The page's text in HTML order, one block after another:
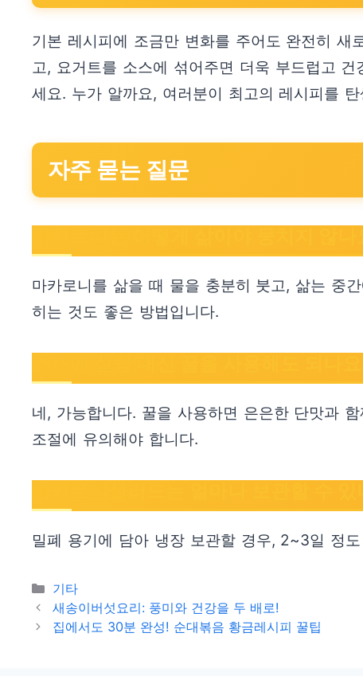
기본 레시피에 조금만 변화를 주어도 완전히
고, 요거트를 소스에 섞어주면 더욱 부드럽고
세요. 누가 알까요, 여러분이 최고의 레시피를 탄
자주 묻는 질문
마카로니를 삶을 때 물을 충분히 붓고, 삶는 중
히는 것도 좋은 방법입니다.
네, 가능합니다. 꿀을 사용하면 은은한 단맛과
조절에 유의해야 합니다.
밀폐 용기에 담아 냉장 보관할 경우, 2~3일 정
Categories
기타
새송이버섯요리: 풍미와 건강을 두 배로!
집에서도 30분 완성! 순대볶음 황금레시피 꿀팁